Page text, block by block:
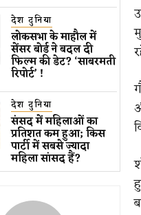
देश दुनिया
लोकसभा के माहौल में
सेंसर बोर्ड ने बदल दी
फिल्म की डेट? ‘साबरमती
रिपोर्ट’ !
देश दुनिया
संसद में महिलाओं का
प्रतिशत कम ​हुआ​; किस
पार्टी में सबसे ज्यादा
महिला सांसद हैं?